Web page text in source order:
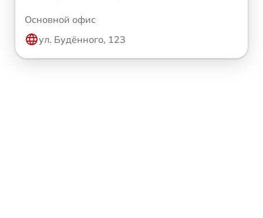
Основной офис
ул. Будённого, 123